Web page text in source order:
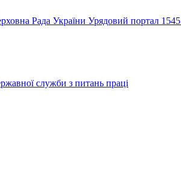
Рада України Урядовий портал
служби з питань праці